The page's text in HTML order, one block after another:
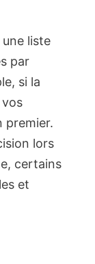
liste
par
si la
premier.
lors
certains
et